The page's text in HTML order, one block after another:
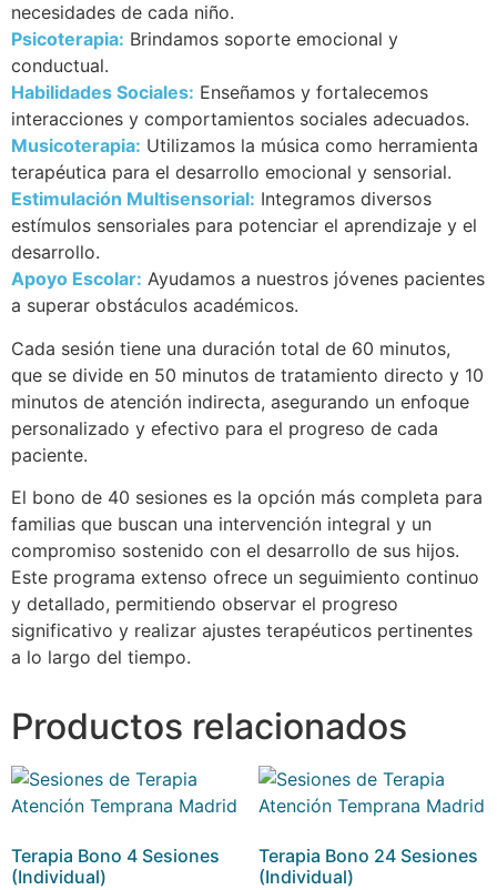
necesidades de cada niño.
Psicoterapia: Brindamos soporte emocional y
conductual.
Habilidades Sociales: Enseñamos y fortalecemos
interacciones y comportamientos sociales adecuados.
Musicoterapia: Utilizamos la música como herramienta
terapéutica para el desarrollo emocional y sensorial.
Estimulación Multisensorial: Integramos diversos
estímulos sensoriales para potenciar el aprendizaje y el
desarrollo.
Apoyo Escolar: Ayudamos a nuestros jóvenes pacientes
a superar obstáculos académicos.
Cada sesión tiene una duración total de 60 minutos,
que se divide en 50 minutos de tratamiento directo y 10
minutos de atención indirecta, asegurando un enfoque
personalizado y efectivo para el progreso de cada
paciente.
El bono de 40 sesiones es la opción más completa para
familias que buscan una intervención integral y un
compromiso sostenido con el desarrollo de sus hijos.
Este programa extenso ofrece un seguimiento continuo
y detallado, permitiendo observar el progreso
significativo y realizar ajustes terapéuticos pertinentes
a lo largo del tiempo.
Productos relacionados
Terapia Bono 4 Sesiones
(Individual)
Terapia Bono 24 Sesiones
(Individual)